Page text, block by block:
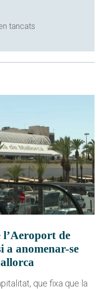
tancats
de
a anomenar-se
que fixa que la